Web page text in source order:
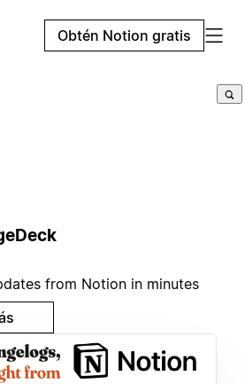
Obtén Notion gratis
from Notion in minutes